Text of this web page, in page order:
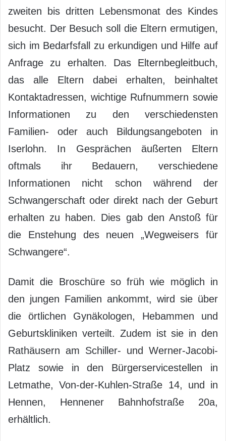
zweiten bis dritten Lebensmonat des Kindes
besucht. Der Besuch soll die Eltern ermutigen,
sich im Bedarfsfall zu erkundigen und Hilfe auf
Anfrage zu erhalten. Das Elternbegleitbuch,
das alle Eltern dabei erhalten, beinhaltet
Kontaktadressen, wichtige Rufnummern sowie
Informationen zu den verschiedensten
Familien- oder auch Bildungsangeboten in
Iserlohn. In Gesprächen äußerten Eltern
oftmals ihr Bedauern, verschiedene
Informationen nicht schon während der
Schwangerschaft oder direkt nach der Geburt
erhalten zu haben. Dies gab den Anstoß für
die Enstehung des neuen „Wegweisers für
Schwangere“.
Damit die Broschüre so früh wie möglich in
den jungen Familien ankommt, wird sie über
die örtlichen Gynäkologen, Hebammen und
Geburtskliniken verteilt. Zudem ist sie in den
Rathäusern am Schiller- und Werner-Jacobi-
Platz sowie in den Bürgerservicestellen in
Letmathe, Von-der-Kuhlen-Straße 14, und in
Hennen, Hennener Bahnhofstraße 20a,
erhältlich.